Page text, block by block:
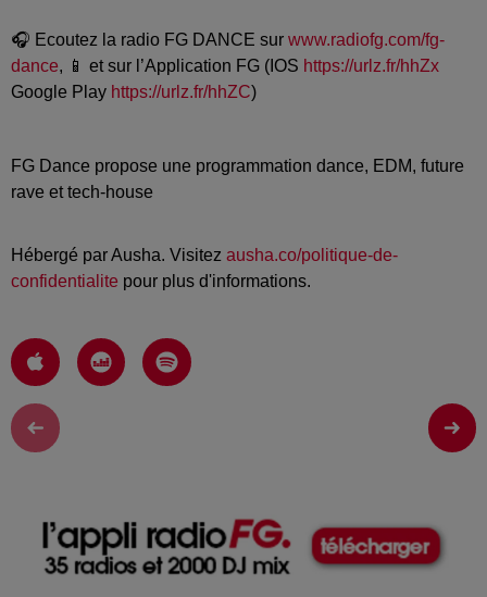
🎧 Ecoutez la radio FG DANCE sur www.radiofg.com/fg-
dance, 📱 et sur l’Application FG (IOS https://urlz.fr/hhZx
Google Play https://urlz.fr/hhZC)
FG Dance propose une programmation dance, EDM, future
rave et tech-house
Hébergé par Ausha. Visitez ausha.co/politique-de-
confidentialite pour plus d'informations.